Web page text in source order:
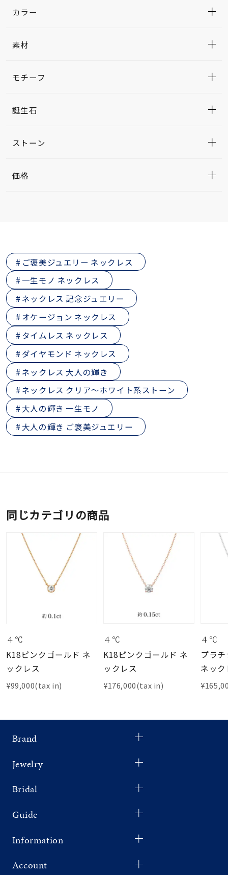
カラー
素材
モチーフ
誕生石
ストーン
価格
ご褒美ジュエリー ネックレス
一生モノ ネックレス
ネックレス 記念ジュエリー
オケージョン ネックレス
タイムレス ネックレス
ダイヤモンド ネックレス
ネックレス 大人の輝き
ネックレス クリア～ホワイト系ストーン
大人の輝き 一生モノ
大人の輝き ご褒美ジュエリー
同じカテゴリの商品
４℃
K18ピンクゴールド ネ
ックレス
¥99,000(tax in)
４℃
K18ピンクゴールド ネ
ックレス
¥176,000(tax in)
４℃
プラ
ネッ
Brand
Jewelry
Bridal
Guide
Information
Account